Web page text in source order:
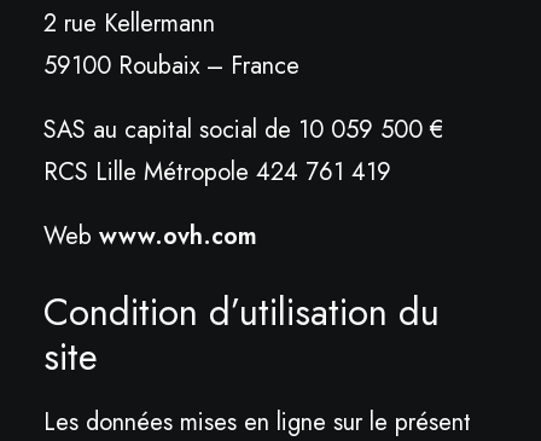
2 rue Kellermann
59100 Roubaix – France
SAS au capital social de 10 059 500 €
RCS Lille Métropole 424 761 419
Web www.ovh.com
Condition d’utilisation du
site
Les données mises en ligne sur le présent